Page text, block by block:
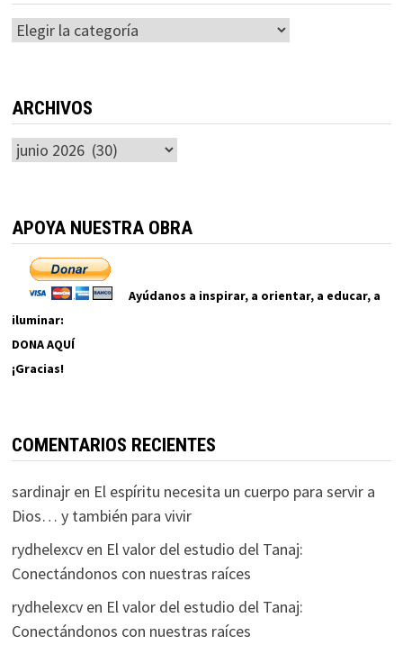
Categorías
ARCHIVOS
Archivos
APOYA NUESTRA OBRA
Ayúdanos a inspirar, a orientar, a educar, a
iluminar:
DONA AQUÍ
¡Gracias!
COMENTARIOS RECIENTES
sardinajren El espíritu necesita un cuerpo para servir a
Dios… y también para vivir
rydhelexcven El valor del estudio del Tanaj:
Conectándonos con nuestras raíces
rydhelexcven El valor del estudio del Tanaj:
Conectándonos con nuestras raíces